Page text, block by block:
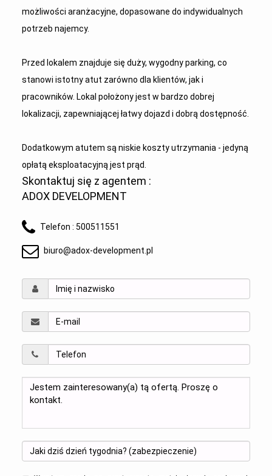
możliwości aranżacyjne, dopasowane do indywidualnych
potrzeb najemcy.
Przed lokalem znajduje się duży, wygodny parking, co
stanowi istotny atut zarówno dla klientów, jak i
pracowników. Lokal położony jest w bardzo dobrej
lokalizacji, zapewniającej łatwy dojazd i dobrą dostępność.
Dodatkowym atutem są niskie koszty utrzymania - jedyną
opłatą eksploatacyjną jest prąd.
Skontaktuj się z agentem :
ADOX DEVELOPMENT
Telefon : 500511551
biuro@adox-development.pl